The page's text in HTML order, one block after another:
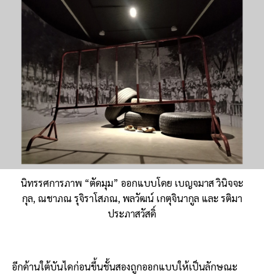
นิทรรศการภาพ “ตัดมุม” ออกแบบโดย เบญจมาส วินิจจะ
กุล, ณชาภณ รุจิราโสภณ, พลวัฒน์ เกตุจินากูล และ รติมา
ประภาสวัสดิ์
อีกด้านใต้บันไดก่อนขึ้นชั้นสองถูกออกแบบให้เป็นลักษณะ